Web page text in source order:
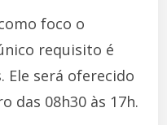
foco o
requisito é
Ele será oferecido
das 08h30 às 17h.